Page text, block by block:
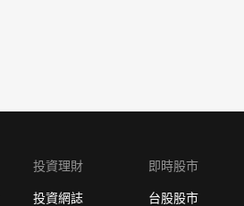
投資理財
投資網誌
即時股市
台股股市